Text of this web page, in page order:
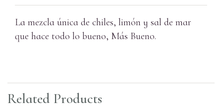
La mezcla única de chiles, limón y sal de mar
que hace todo lo bueno, Más Bueno.
Related Products